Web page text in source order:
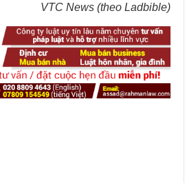
VTC News (theo Ladbible)